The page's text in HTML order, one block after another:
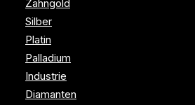
Zahngold
Silber
Platin
Palladium
Industrie
Diamanten